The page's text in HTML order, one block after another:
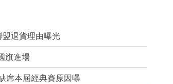
退貨理由曝光
旗進場
席本屆經典賽原因曝